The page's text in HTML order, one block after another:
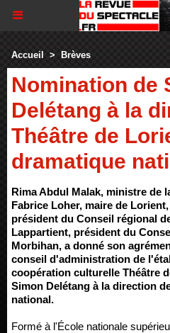
Accueil > Brèves
Nomination de
Delétang à la
Théâtre de
dramatique
Rima Abdul Malak, ministre de
Fabrice Loher, maire de
président du Conseil régional
Lappartient, président du
Morbihan, a donné son
conseil d'administration de
coopération culturelle Théâtre
Simon Delétang à la direction
national.
Formé à l'École nationale